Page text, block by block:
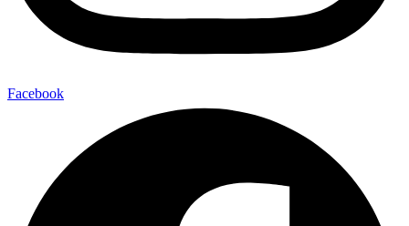
Facebook